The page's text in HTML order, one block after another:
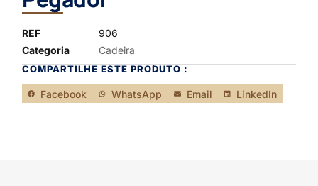
REF
906
Categoria
Cadeira
COMPARTILHE ESTE PRODUTO :
Facebook WhatsApp Email LinkedIn